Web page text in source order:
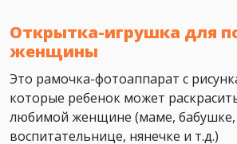
Открытка-игрушка для
женщины
Это рамочка-фотоаппарат с
которые ребенок может
любимой женщине (маме, бабушке,
воспитательнице, нянечке и т.д.)